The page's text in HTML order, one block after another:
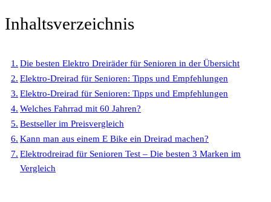
Inhaltsverzeichnis
Die besten Elektro Dreiräder für Senioren in der Übersicht
Elektro-Dreirad für Senioren: Tipps und Empfehlungen
Elektro-Dreirad für Senioren: Tipps und Empfehlungen
Welches Fahrrad mit 60 Jahren?
Bestseller im Preisvergleich
Kann man aus einem E Bike ein Dreirad machen?
Elektrodreirad für Senioren Test – Die besten 3 Marken im
Vergleich